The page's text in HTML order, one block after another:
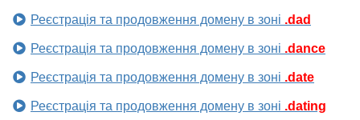
Реєстрація та продовження домену в зоні .dad
Реєстрація та продовження домену в зоні .dance
Реєстрація та продовження домену в зоні .date
Реєстрація та продовження домену в зоні .dating